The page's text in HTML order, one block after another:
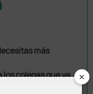
más
colegas que ya
×